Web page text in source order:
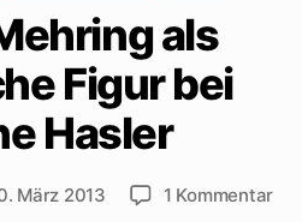
als
Figur bei
Hasler
März 2013 1 Kommentarzu